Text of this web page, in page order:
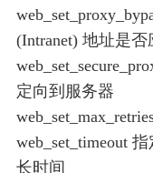
(Intranet) 地址是
定向到服务器
web_set_timeout
长时间